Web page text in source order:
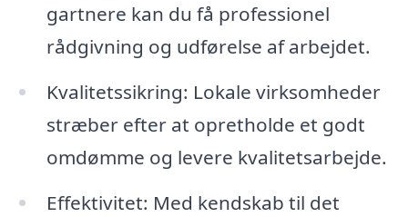
gartnere kan du få professionel
rådgivning og udførelse af arbejdet.
Kvalitetssikring: Lokale virksomheder
stræber efter at opretholde et godt
omdømme og levere kvalitetsarbejde.
Effektivitet: Med kendskab til det